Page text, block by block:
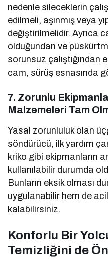
nedenle sileceklerin
edilmeli, aşınmış veya
değiştirilmelidir. Ayrıca
olduğundan ve
sorunsuz çalıştığından
cam, sürüş esnasında
7. Zorunlu
Malzemeleri Tam
Yasal zorunluluk olan
söndürücü, ilk yardım
kriko gibi ekipmanların
kullanılabilir durumda
Bunların eksik olması
uygulanabilir hem de
kalabilirsiniz.
Konforlu Bir
Temizliğini de